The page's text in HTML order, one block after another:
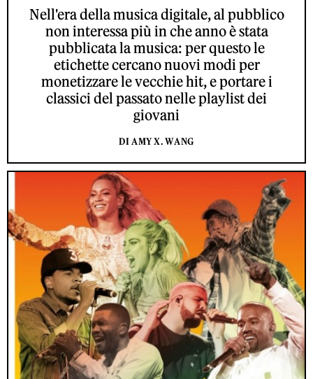
Nell'era della musica digitale, al pubblico
non interessa più in che anno è stata
pubblicata la musica: per questo le
etichette cercano nuovi modi per
monetizzare le vecchie hit, e portare i
classici del passato nelle playlist dei
giovani
DI AMY X. WANG